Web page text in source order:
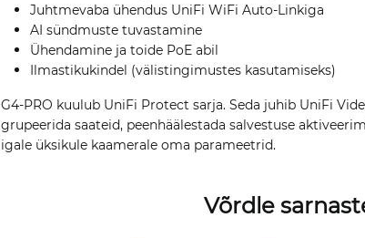
Juhtmevaba ühendus UniFi WiFi Auto-Linkiga
AI sündmuste tuvastamine
Ühendamine ja toide PoE abil
Ilmastikukindel (välistingimustes kasutamiseks)
G4-PRO kuulub UniFi Protect sarja. Seda juhib UniFi
grupeerida saateid, peenhäälestada salvestuse
igale üksikule kaamerale oma parameetrid.
Võrdle